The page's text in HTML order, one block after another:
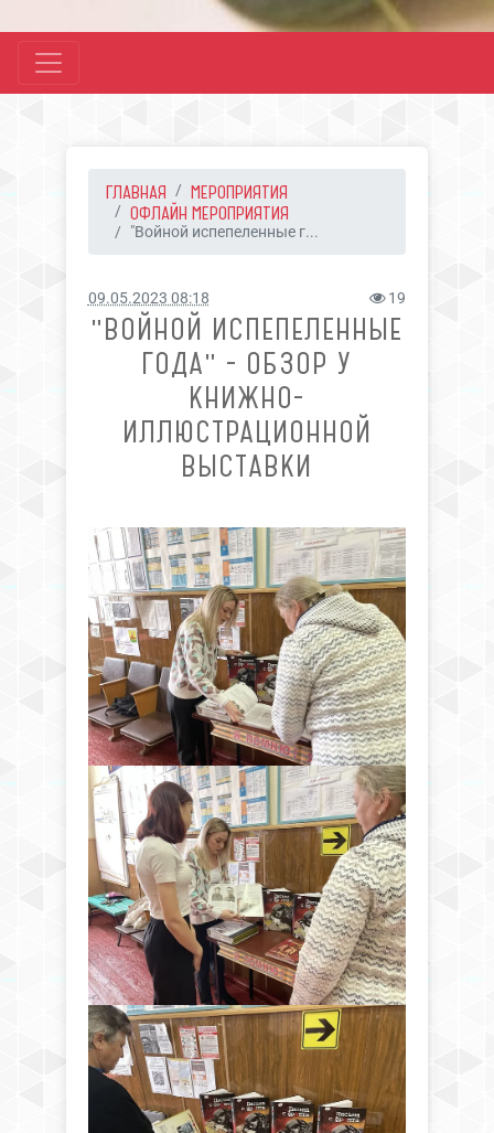
ГЛАВНАЯ
МЕРОПРИЯТИЯ
ОФЛАЙН МЕРОПРИЯТИЯ
"Войной испепеленные г...
09.05.2023 08:18 19
"ВОЙНОЙ ИСПЕПЕЛЕННЫЕ
ГОДА" - ОБЗОР У
КНИЖНО-
ИЛЛЮСТРАЦИОННОЙ
ВЫСТАВКИ